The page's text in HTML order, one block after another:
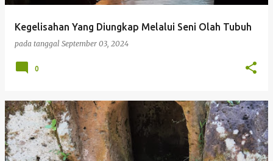
Kegelisahan Yang Diungkap Melalui Seni Olah Tubuh
pada tanggal September 03, 2024
0